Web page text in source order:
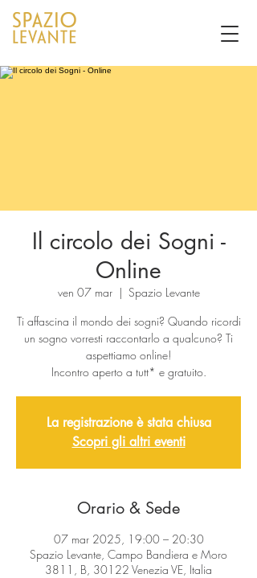
Il circolo dei Sogni -
Online
ven 07 mar
  |
Spazio Levante
Ti affascina il mondo dei sogni? Quando ricordi
un sogno vorresti raccontarlo a qualcuno? Ti
aspettiamo online!
Incontro aperto a tutt* e gratuito.
La registrazione è stata chiusa
Scopri gli altri eventi
Orario & Sede
07 mar 2025, 19:00 – 20:30
Spazio Levante, Campo Bandiera e Moro
3811, B, 30122 Venezia VE, Italia